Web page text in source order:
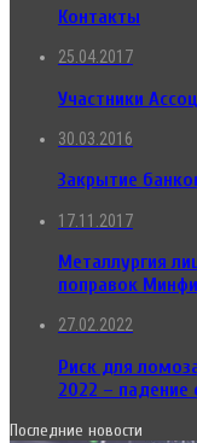
Контакты
25.04.2017
Участники
30.03.2016
Закрытие
17.11.2017
Металлургия
поправок
27.02.2022
Риск для
2022 – падение
Последние новости